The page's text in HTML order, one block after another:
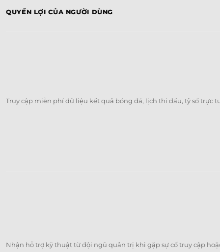
QUYỀN LỢI CỦA NGƯỜI DÙNG
Truy cập miễn phí dữ liệu kết quả bóng đá, lịch thi đấu, tỷ số trực
Nhận hỗ trợ kỹ thuật từ đội ngũ quản trị khi gặp sự cố truy cập